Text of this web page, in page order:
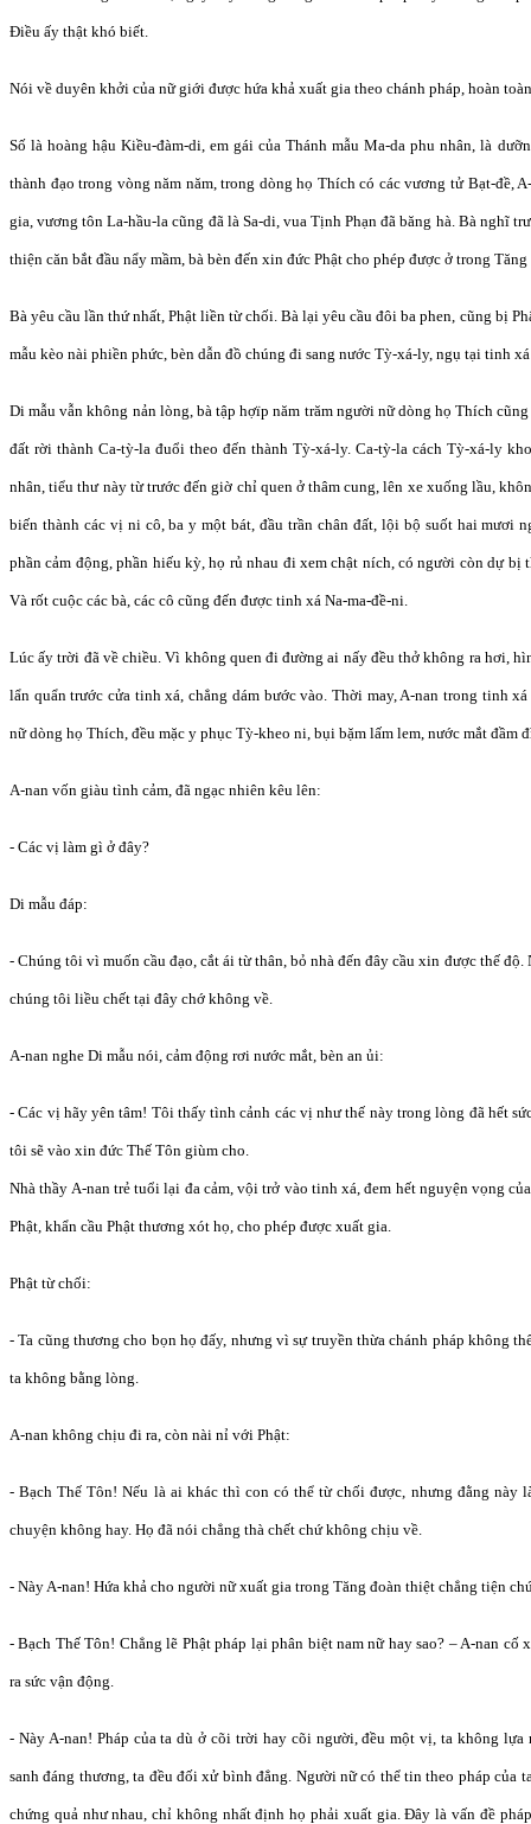
Điều ấy thật khó biết.
Nói về duyên khởi của nữ giới được hứa khả xuất gia theo chánh pháp, hoàn
Số là hoàng hậu Kiều-đàm-di, em gái của Thánh mẫu Ma-da phu nhân, là
thành đạo trong vòng năm năm, trong dòng họ Thích có các vương tử Bạt-đề,
gia, vương tôn La-hầu-la cũng đã là Sa-di, vua Tịnh Phạn đã băng hà. Bà nghĩ
thiện căn bắt đầu nẩy mầm, bà bèn đến xin đức Phật cho phép được ở trong
Bà yêu cầu lần thứ nhất, Phật liền từ chối. Bà lại yêu cầu đôi ba phen, cũng bị
mẫu kèo nài phiền phức, bèn dẫn đồ chúng đi sang nước Tỳ-xá-ly, ngụ tại tinh
Di mẫu vẫn không nản lòng, bà tập hợïp năm trăm người nữ dòng họ Thích
đất rời thành Ca-tỳ-la đuổi theo đến thành Tỳ-xá-ly. Ca-tỳ-la cách Tỳ-xá-ly
nhân, tiểu thư này từ trước đến giờ chỉ quen ở thâm cung, lên xe xuống lầu,
biến thành các vị ni cô, ba y một bát, đầu trần chân đất, lội bộ suốt hai mươi
phần cảm động, phần hiếu kỳ, họ rủ nhau đi xem chật ních, có người còn dự bị
Và rốt cuộc các bà, các cô cũng đến được tinh xá Na-ma-đề-ni.
Lúc ấy trời đã về chiều. Vì không quen đi đường ai nấy đều thở không ra hơi,
lẩn quẩn trước cửa tinh xá, chẳng dám bước vào. Thời may, A-nan trong tinh
nữ dòng họ Thích, đều mặc y phục Tỳ-kheo ni, bụi bặm lấm lem, nước mắt đầm
A-nan vốn giàu tình cảm, đã ngạc nhiên kêu lên:
- Các vị làm gì ở đây?
Di mẫu đáp:
- Chúng tôi vì muốn cầu đạo, cắt ái từ thân, bỏ nhà đến đây cầu xin được thế độ.
chúng tôi liều chết tại đây chớ không về.
A-nan nghe Di mẫu nói, cảm động rơi nước mắt, bèn an ủi:
- Các vị hãy yên tâm! Tôi thấy tình cảnh các vị như thế này trong lòng đã hết
tôi sẽ vào xin đức Thế Tôn giùm cho.
Nhà thầy A-nan trẻ tuổi lại đa cảm, vội trở vào tinh xá, đem hết nguyện vọng
Phật, khẩn cầu Phật thương xót họ, cho phép được xuất gia.
Phật từ chối:
- Ta cũng thương cho bọn họ đấy, nhưng vì sự truyền thừa chánh pháp không
ta không bằng lòng.
A-nan không chịu đi ra, còn nài nỉ với Phật:
- Bạch Thế Tôn! Nếu là ai khác thì con có thể từ chối được, nhưng đằng này
chuyện không hay. Họ đã nói chẳng thà chết chứ không chịu về.
- Này A-nan! Hứa khả cho người nữ xuất gia trong Tăng đoàn thiệt chẳng tiện
- Bạch Thế Tôn! Chẳng lẽ Phật pháp lại phân biệt nam nữ hay sao? – A-nan cố
ra sức vận động.
- Này A-nan! Pháp của ta dù ở cõi trời hay cõi người, đều một vị, ta không lựa
sanh đáng thương, ta đều đối xử bình đẳng. Người nữ có thể tin theo pháp của
chứng quả như nhau, chỉ không nhất định họ phải xuất gia. Đây là vấn đề